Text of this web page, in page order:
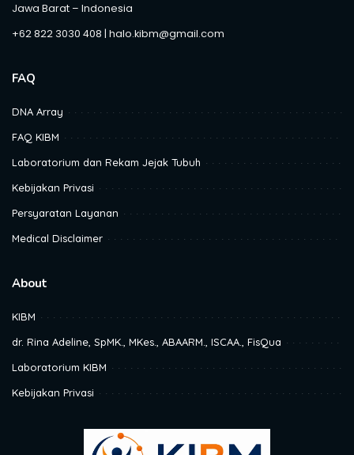
Jawa Barat – Indonesia
+62 822 3030 408 | halo.kibm@gmail.com
FAQ
DNA Array
FAQ KIBM
Laboratorium dan Rekam Jejak Tubuh
Kebijakan Privasi
Persyaratan Layanan
Medical Disclaimer
About
KIBM
dr. Rina Adeline, SpMK., MKes., ABAARM., ISCAA., FisQua
Laboratorium KIBM
Kebijakan Privasi